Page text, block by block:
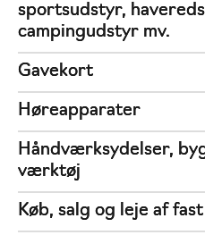
sportsudstyr,
campingudstyr mv.
Gavekort
Høreapparater
Håndværksydelser,
værktøj
Køb, salg og leje af